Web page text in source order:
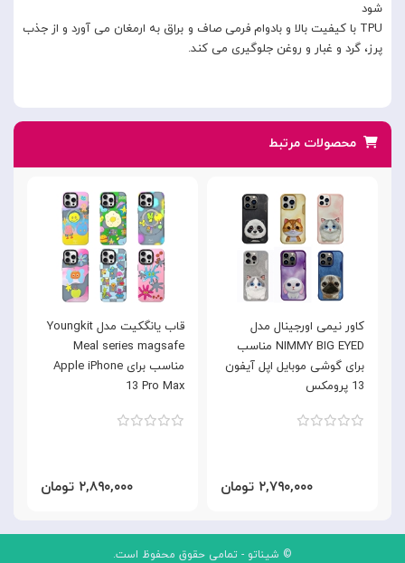
شود
TPU با کیفیت بالا و بادوام فرمی صاف و براق به ارمغان می آورد و از جذب
پرز، گرد و غبار و روغن جلوگیری می کند.
محصولات مرتبط
قاب یانگکیت مدل Youngkit
Meal series magsafe
مناسب برای Apple iPhone
13 Pro Max
۲,۸۹۰,۰۰۰ تومان
کاور نیمی اورجینال مدل
NIMMY BIG EYED مناسب
برای گوشی موبایل اپل آیفون
13 پرومکس
۲,۷۹۰,۰۰۰ تومان
© شیناتو - تمامی حقوق محفوظ است.